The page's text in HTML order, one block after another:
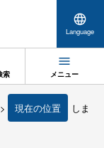
Language
索 メニュー
> 現在の位置
しま